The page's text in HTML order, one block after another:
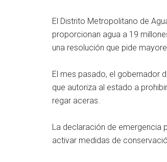
El Distrito Metropolitano de
proporcionan agua a 19
una resolución que pide
El mes pasado, el gobernador
que autoriza al estado a
regar aceras.
La declaración de emergencia
activar medidas de